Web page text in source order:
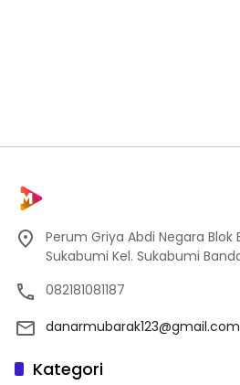
Perum Griya Abdi Negara Blok
Sukabumi Kel. Sukabumi
082181081187
danarmubarak123@gmail.com
Kategori